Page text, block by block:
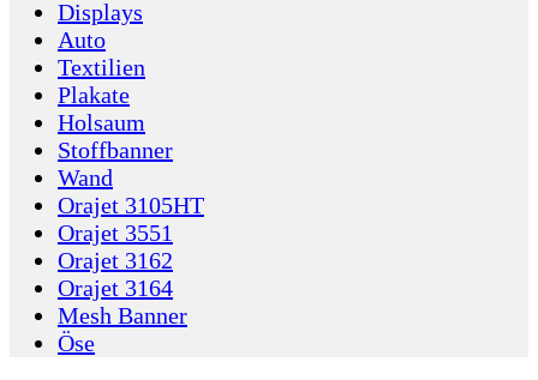
Displays
Auto
Textilien
Plakate
Holsaum
Stoffbanner
Wand
Orajet 3105HT
Orajet 3551
Orajet 3162
Orajet 3164
Mesh Banner
Öse